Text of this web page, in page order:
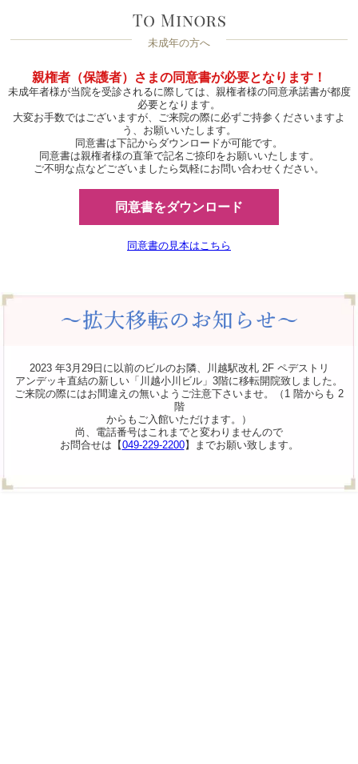
未成年の方へ
親権者（保護者）さまの同意書が必要となります！
未成年者様が当院を受診されるに際しては、親権者様の同意承諾書が都度
必要となります。
大変お手数ではございますが、ご来院の際に必ずご持参くださいますよ
う、お願いいたします。
同意書は下記からダウンロードが可能です。
同意書は親権者様の直筆で記名ご捺印をお願いいたします。
ご不明な点などございましたら気軽にお問い合わせください。
同意書をダウンロード
同意書の見本はこちら
2023 年3月29日に以前のビルのお隣、川越駅改札 2F ペデストリ
アンデッキ直結の新しい「川越小川ビル」3階に移転開院致しました。
ご来院の際にはお間違えの無いようご注意下さいませ。（1 階からも 2
階
からもご入館いただけます。）
尚、電話番号はこれまでと変わりませんので
お問合せは【049-229-2200】までお願い致します。